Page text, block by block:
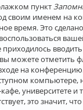
пункт
своим именем на
время. Это
можете отметить
на
компьютере,
университете и
это значит,